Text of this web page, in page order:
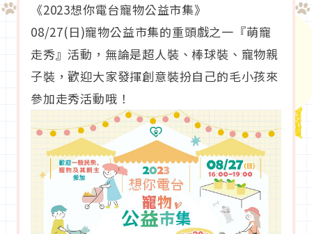
《2023想你電台寵物公益市集》
08/27(日)寵物公益市集的重頭戲之一『萌寵
走秀』活動，無論是超人裝、棒球裝、寵物親
子裝，歡迎大家發揮創意裝扮自己的毛小孩來
參加走秀活動哦！